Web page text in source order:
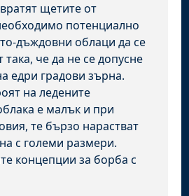
щетите от
потенциално
дъждовни облаци да се
че да не се допусне
едри градови зърна.
на ледените
е малък и при
те бързо нарастват
с големи размери.
концепции за борба с